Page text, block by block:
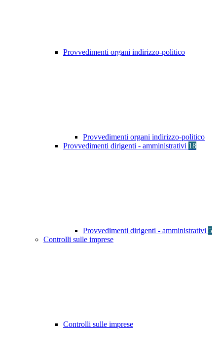
Provvedimenti organi indirizzo-politico
Provvedimenti organi indirizzo-politico
Provvedimenti dirigenti - amministrativi 18
Provvedimenti dirigenti - amministrativi 5
Controlli sulle imprese
Controlli sulle imprese